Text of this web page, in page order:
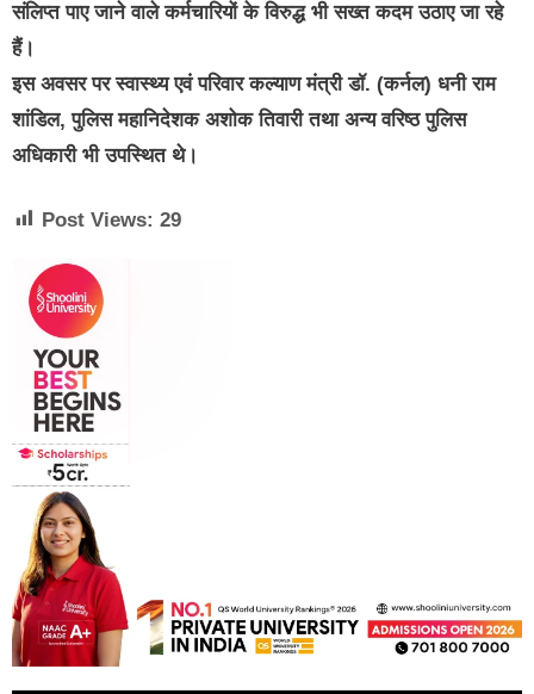
संलिप्त पाए जाने वाले कर्मचारियों के विरुद्ध भी सख्त कदम उठाए जा रहे
हैं।
इस अवसर पर स्वास्थ्य एवं परिवार कल्याण मंत्री डॉ. (कर्नल) धनी राम
शांडिल, पुलिस महानिदेशक अशोक तिवारी तथा अन्य वरिष्ठ पुलिस
अधिकारी भी उपस्थित थे।
Post Views: 29